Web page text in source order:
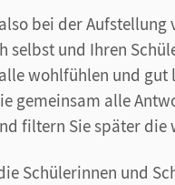
bei der Aufstellung
selbst und Ihren
wohlfühlen und gut
gemeinsam alle
filtern Sie später die
Schülerinnen und